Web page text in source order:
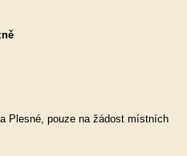
Plesné, pouze na žádost místních